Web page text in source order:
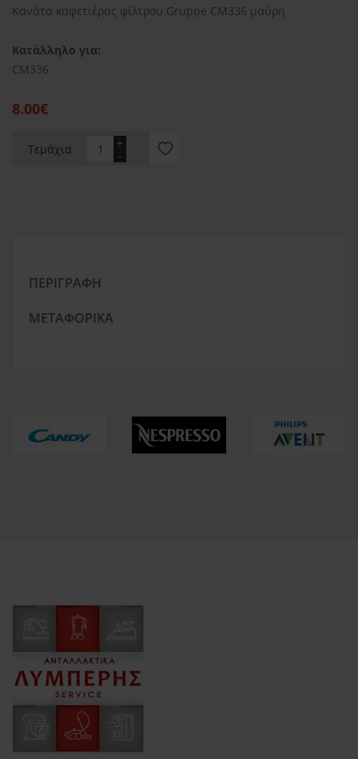
Κανάτα καφετιέρας φίλτρου Gruppe CM336 μαύρη
Κατάλληλο για:
CM336
8.00€
Τεμάχια -
+
ΠΕΡΙΓΡΑΦΉ
ΜΕΤΑΦΟΡΙΚΆ